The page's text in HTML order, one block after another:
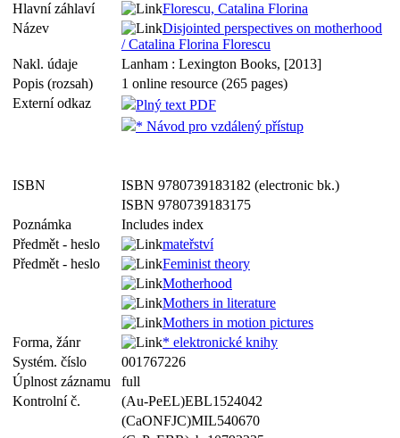
Hlavní záhlaví
Florescu, Catalina Florina
Název
Disjointed perspectives on motherhood
/ Catalina Florina Florescu
Nakl. údaje
Lanham : Lexington Books, [2013]
Popis (rozsah)
1 online resource (265 pages)
Externí odkaz
Plný text PDF
* Návod pro vzdálený přístup
ISBN
ISBN 9780739183182 (electronic bk.)
ISBN 9780739183175
Poznámka
Includes index
Předmět - heslo
mateřství
Předmět - heslo
Feminist theory
Motherhood
Mothers in literature
Mothers in motion pictures
Forma, žánr
* elektronické knihy
Systém. číslo
001767226
Úplnost záznamu
full
Kontrolní č.
(Au-PeEL)EBL1524042
(CaONFJC)MIL540670